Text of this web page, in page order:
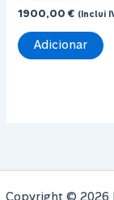
Avaliação
de
5
1900,00€ (Inclui
Adicionar